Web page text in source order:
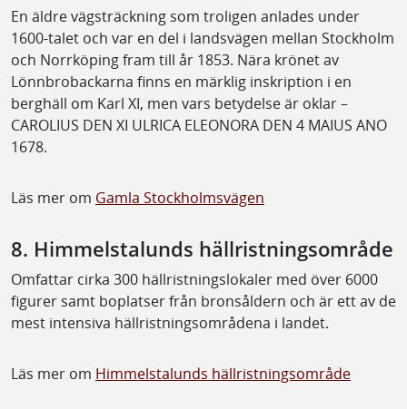
En äldre vägsträckning som troligen anlades under
1600-talet och var en del i landsvägen mellan Stockholm
och Norrköping fram till år 1853. Nära krönet av
Lönnbrobackarna finns en märklig inskription i en
berghäll om Karl XI, men vars betydelse är oklar –
CAROLIUS DEN XI ULRICA ELEONORA DEN 4 MAIUS ANO
1678.
Läs mer om Gamla Stockholmsvägen
8. Himmelstalunds hällristningsområde
Omfattar cirka 300 hällristningslokaler med över 6000
figurer samt boplatser från bronsåldern och är ett av de
mest intensiva hällristningsområdena i landet.
Läs mer om Himmelstalunds hällristningsområde